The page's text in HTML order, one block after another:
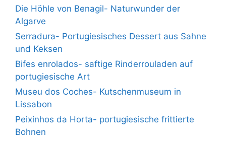
Die Höhle von Benagil- Naturwunder der
Algarve
Serradura- Portugiesisches Dessert aus Sahne
und Keksen
Bifes enrolados- saftige Rinderrouladen auf
portugiesische Art
Museu dos Coches- Kutschenmuseum in
Lissabon
Peixinhos da Horta- portugiesische frittierte
Bohnen